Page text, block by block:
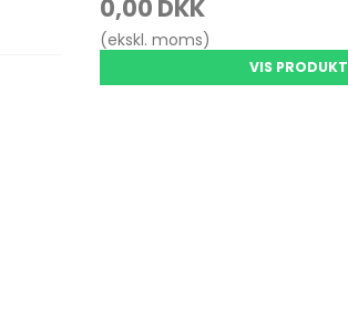
0,00 DKK
(ekskl. moms)
VIS PRODUKT